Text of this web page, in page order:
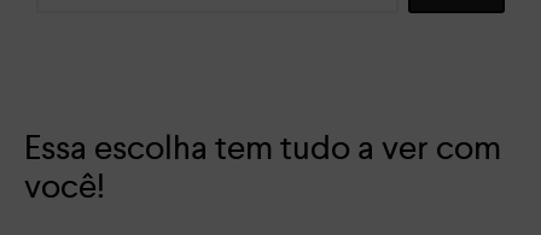
Essa escolha tem tudo a ver com
você!